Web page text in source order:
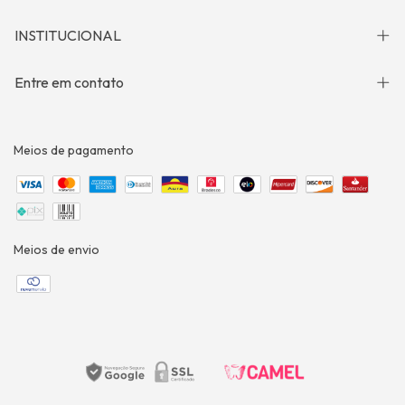
INSTITUCIONAL
Entre em contato
Meios de pagamento
Meios de envio